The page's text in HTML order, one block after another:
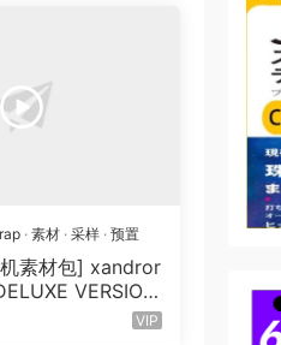
·素材 ·采样 ·预置
素材包] xandror
VERSIO
3.1GB）
VIP